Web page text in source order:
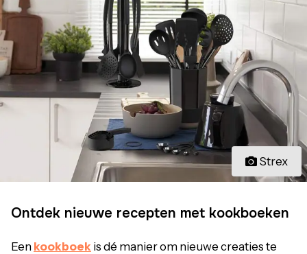
Strex
Ontdek nieuwe recepten met kookboeken
Een kookboek is dé manier om nieuwe creaties te